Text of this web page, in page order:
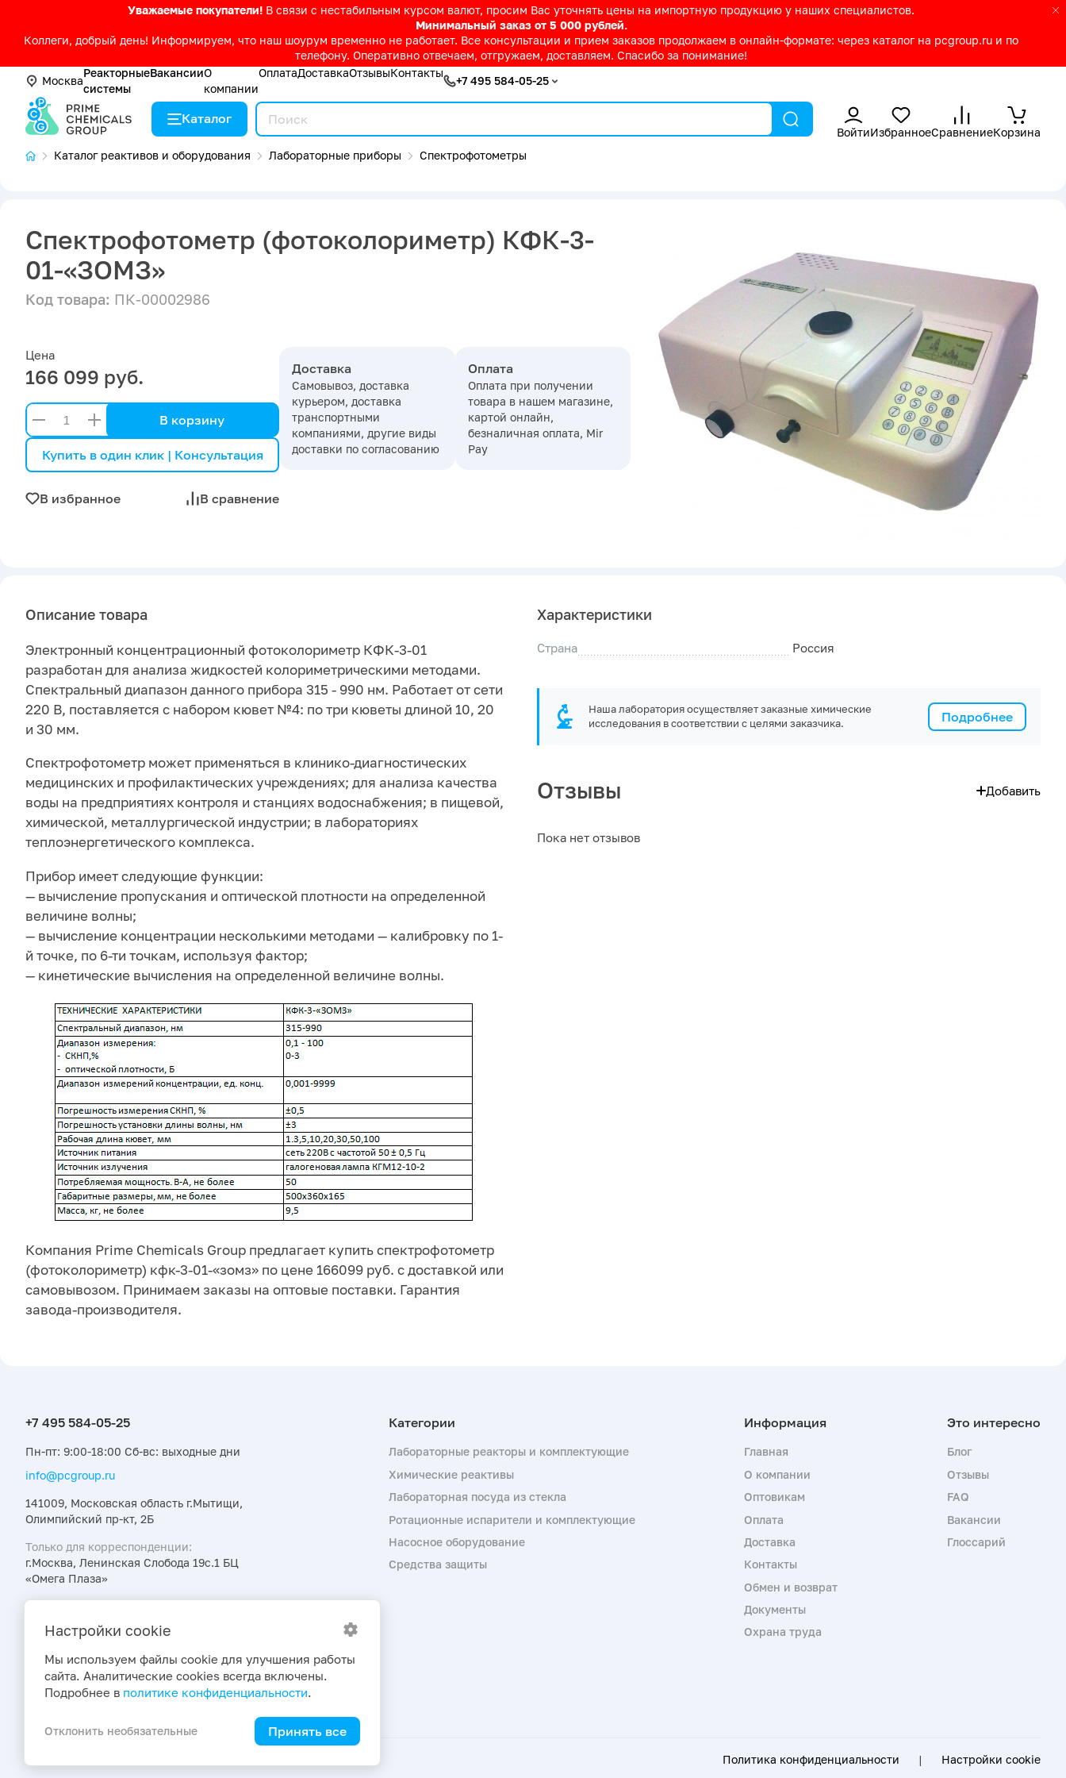
Уважаемые покупатели! В связи с нестабильным курсом валют, просим Вас уточнять цены на импортную продукцию у наших специалистов.
Минимальный заказ от 5 000 рублей.
Коллеги, добрый день! Информируем, что наш шоурум временно не работает. Все консультации и прием заказов продолжаем в онлайн-формате: через каталог на pcgroup.ru и по
телефону. Оперативно отвечаем, отгружаем, доставляем. Спасибо за понимание!
Москва
Реакторные
системы
ВакансииО
компании
ОплатаДоставкаОтзывыКонтакты
+7 495 584-05-25
Каталог
ВойтиИзбранноеСравнениеКорзина
Каталог реактивов и оборудования
Лабораторные приборы Спектрофотометры
Спектрофотометр (фотоколориметр) КФК-3-
01-«ЗОМЗ»
Код товара: ПК-00002986
Цена
166 099 руб.
В корзину
Купить в один клик | Консультация
В избранное В сравнение
Доставка
Самовывоз, доставка
курьером, доставка
транспортными
компаниями, другие виды
доставки по согласованию
Оплата
Оплата при получении
товара в нашем магазине,
картой онлайн,
безналичная оплата, Mir
Pay
Описание товара
Электронный концентрационный фотоколориметр КФК-3-01
разработан для анализа жидкостей колориметрическими методами.
Спектральный диапазон данного прибора 315 - 990 нм. Работает от сети
220 В, поставляется с набором кювет №4: по три кюветы длиной 10, 20
и 30 мм.
Спектрофотометр может применяться в клинико-диагностических
медицинских и профилактических учреждениях; для анализа качества
воды на предприятиях контроля и станциях водоснабжения; в пищевой,
химической, металлургической индустрии; в лабораториях
теплоэнергетического комплекса.
Прибор имеет следующие функции:
— вычисление пропускания и оптической плотности на определенной
величине волны;
— вычисление концентрации несколькими методами — калибровку по 1-
й точке, по 6-ти точкам, используя фактор;
— кинетические вычисления на определенной величине волны.
Компания Prime Chemicals Group предлагает купить спектрофотометр
(фотоколориметр) кфк-3-01-«зомз» по цене 166099 руб. с доставкой или
самовывозом. Принимаем заказы на оптовые поставки. Гарантия
завода-производителя.
Характеристики
Страна Россия
Подробнее
Наша лаборатория осуществляет заказные химические
исследования в соответствии с целями заказчика.
Отзывы Добавить
Пока нет отзывов
Пн-пт: 9:00-18:00 Сб-вс: выходные дни
info@pcgroup.ru
141009, Московская область г.Мытищи,
Олимпийский пр-кт, 2Б
Только для корреспонденции:
г.Москва, Ленинская Слобода 19с.1 БЦ
«Омега Плаза»
акциях и новостях первыми
Лабораторные реакторы и комплектующие
Химические реактивы
Лабораторная посуда из стекла
Ротационные испарители и комплектующие
Насосное оборудование
Средства защиты
Главная
О компании
Оптовикам
Оплата
Доставка
Контакты
Обмен и возврат
Документы
Охрана труда
Блог
Отзывы
FAQ
Вакансии
Глоссарий
Политика конфиденциальности | Настройки cookie
Настройки cookie
Мы используем файлы cookie для улучшения работы
сайта. Аналитические cookies всегда включены.
Подробнее в политике конфиденциальности.
Отклонить необязательные Принять все